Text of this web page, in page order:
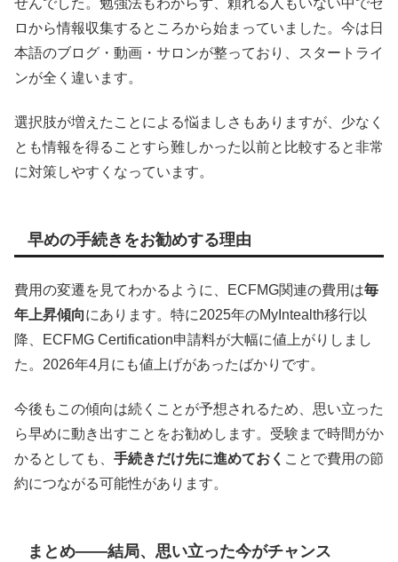
ロから情報収集するところから始まっていました。今は日
本語のブログ・動画・サロンが整っており、スタートライ
ンが全く違います。
選択肢が増えたことによる悩ましさもありますが、少なく
とも情報を得ることすら難しかった以前と比較すると非常
に対策しやすくなっています。
早めの手続きをお勧めする理由
費用の変遷を見てわかるように、ECFMG関連の費用は毎
年上昇傾向にあります。特に2025年のMyIntealth移行以
降、ECFMG Certification申請料が大幅に値上がりしまし
た。2026年4月にも値上げがあったばかりです。
今後もこの傾向は続くことが予想されるため、思い立った
ら早めに動き出すことをお勧めします。受験まで時間がか
かるとしても、 手続きだけ先に進めておく ことで費用の節
約につながる可能性があります。
まとめ——結局、思い立った今がチャンス